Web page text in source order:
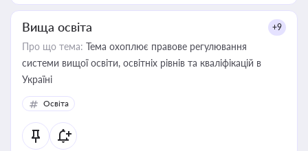
Вища освіта +9
Про що тема: Тема охоплює правове регулювання
системи вищої освіти, освітніх рівнів та кваліфікацій в
Україні
Освіта